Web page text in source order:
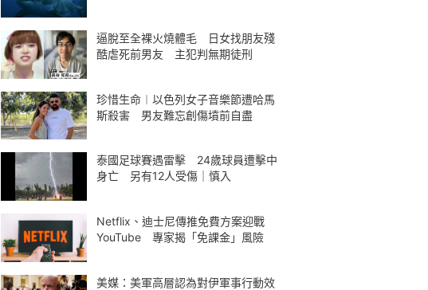
逼脫至全裸火燒體毛 日女找朋友殘
酷虐死前男友 主犯判無期徒刑
珍惜生命︱以色列女子音樂節遭哈馬
斯殺害 男友難忘創傷墳前自盡
泰國足球賽遇雷擊 24歲球員遭擊中
身亡 另有12人受傷｜慎入
Netflix、迪士尼傳推免費方案迎戰
YouTube 專家揭「免課金」風險
美媒：美軍高層認為對伊軍事行動效